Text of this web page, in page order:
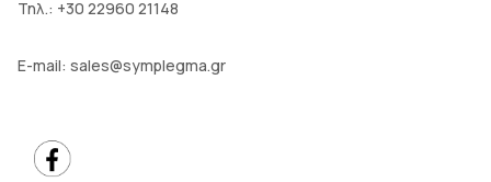
Τηλ.: +30 22960 21148
E-mail: sales@symplegma.gr